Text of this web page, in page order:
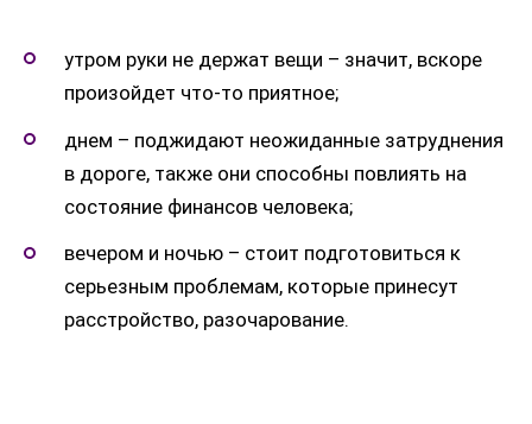
утром руки не держат вещи – значит, вскоре
произойдет что-то приятное;
днем – поджидают неожиданные затруднения
в дороге, также они способны повлиять на
состояние финансов человека;
вечером и ночью – стоит подготовиться к
серьезным проблемам, которые принесут
расстройство, разочарование.